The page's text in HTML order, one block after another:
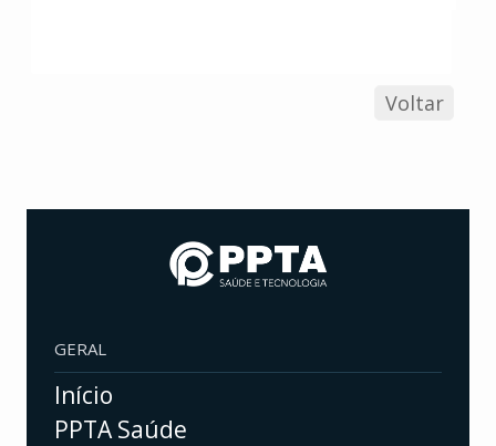
Voltar
GERAL
Início
PPTA Saúde